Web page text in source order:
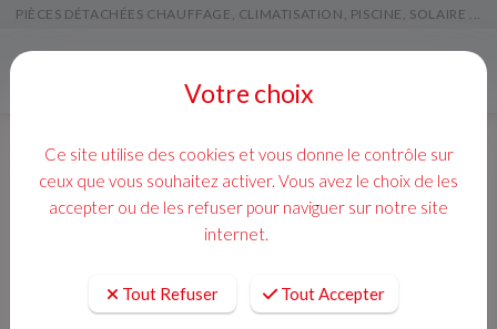
PIÈCES DÉTACHÉES CHAUFFAGE, CLIMATISATION, PISCINE, SOLAIRE ...
Votre choix
Ce site utilise des cookies et vous donne le contrôle sur
ceux que vous souhaitez activer. Vous avez le choix de les
accepter ou de les refuser pour naviguer sur notre site
internet.
Tout Refuser Tout Accepter